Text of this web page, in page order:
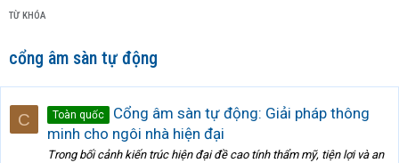
TỪ KHÓA
cổng âm sàn tự động
C Toàn quốc
Cổng âm sàn tự động: Giải pháp thông
minh cho ngôi nhà hiện đại
Trong bối cảnh kiến trúc hiện đại đề cao tính thẩm mỹ, tiện lợi và an